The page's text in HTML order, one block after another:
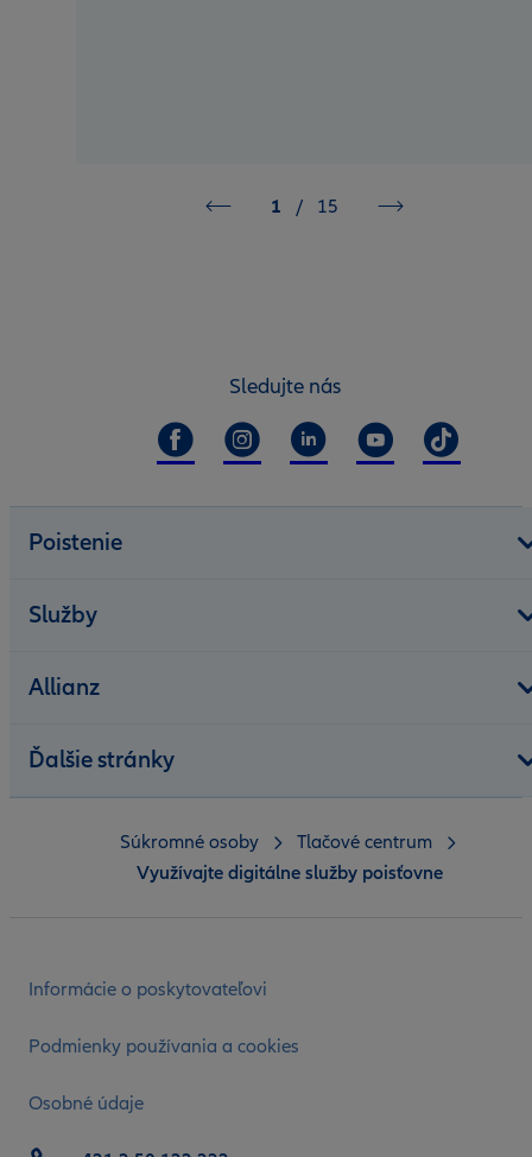
1 / 15
Sledujte nás
Poistenie
Služby
Allianz
Ďalšie stránky
Informácie o poskytovateľovi
Podmienky používania a cookies
Osobné údaje
Súkromné osoby
Tlačové centrum
Využívajte digitálne služby poisťovne